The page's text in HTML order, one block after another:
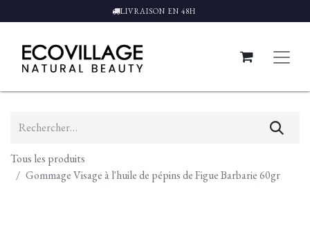
LIVRAISON EN 48H
Tous les produits
Gommage Visage à l'huile de pépins de Figue Barbarie 60gr